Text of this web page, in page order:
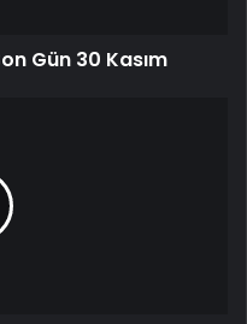
Gün 30 Kasım